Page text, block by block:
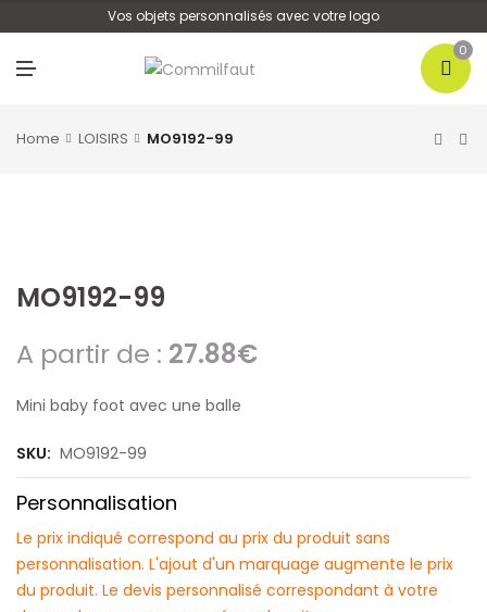
Vos objets personnalisés avec votre logo
0
Home LOISIRS MO9192-99
MO9192-99
A partir de : 27.88€
Mini baby foot avec une balle
SKU: MO9192-99
Personnalisation
Le prix indiqué correspond au prix du produit sans
personnalisation. L'ajout d'un marquage augmente le prix
du produit. Le devis personnalisé correspondant à votre